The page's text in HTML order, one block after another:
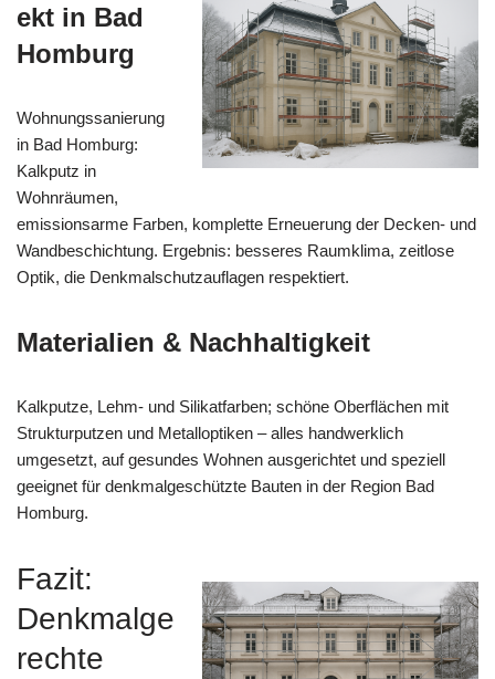
ekt in Bad
Homburg
Wohnungssanierung
in Bad Homburg:
Kalkputz in
Wohnräumen,
emissionsarme Farben, komplette Erneuerung der Decken- und
Wandbeschichtung. Ergebnis: besseres Raumklima, zeitlose
Optik, die Denkmalschutzauflagen respektiert.
Materialien & Nachhaltigkeit
Kalkputze, Lehm- und Silikatfarben; schöne Oberflächen mit
Strukturputzen und Metalloptiken – alles handwerklich
umgesetzt, auf gesundes Wohnen ausgerichtet und speziell
geeignet für denkmalgeschützte Bauten in der Region Bad
Homburg.
Fazit:
Denkmalge
rechte